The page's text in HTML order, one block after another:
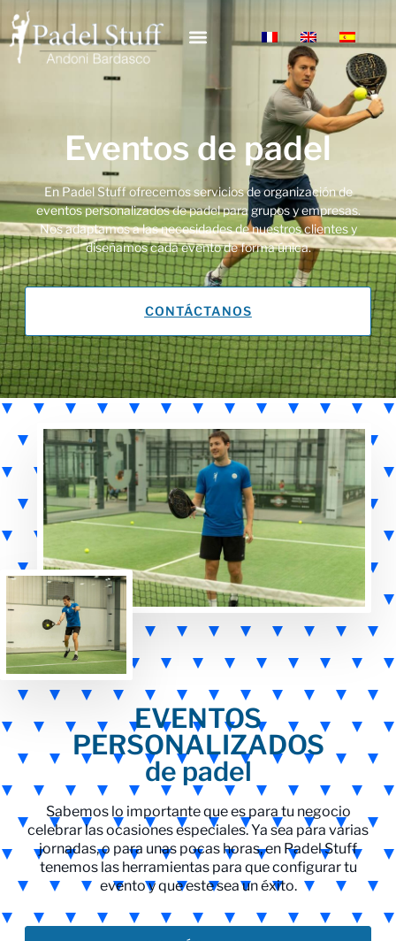
Eventos de padel
En Padel Stuff ofrecemos servicios de organización de
eventos personalizados de padel para grupos y empresas.
Nos adaptamos a las necesidades de nuestros clientes y
diseñamos cada evento de forma única.
CONTÁCTANOS
EVENTOS
PERSONALIZADOS
de padel
Sabemos lo importante que es para tu negocio
celebrar las ocasiones especiales. Ya sea para varias
jornadas, o para unas pocas horas, en Padel Stuff
tenemos las herramientas para que configurar tu
evento y que este sea un éxito.